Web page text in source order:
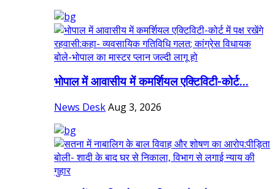
भोपाल में आवासीय में कमर्शियल एक्टिविटी-कोर्ट...
News DeskAug 3, 2026